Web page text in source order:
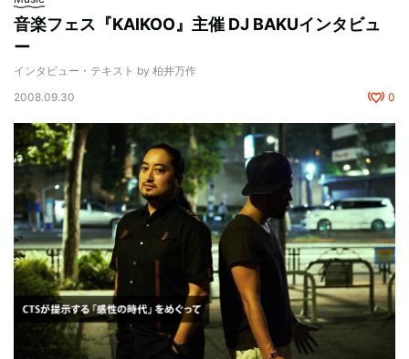
音楽フェス『KAIKOO』主催 DJ BAKUインタビュ
ー
インタビュー・テキスト by 柏井万作
2008.09.30
0